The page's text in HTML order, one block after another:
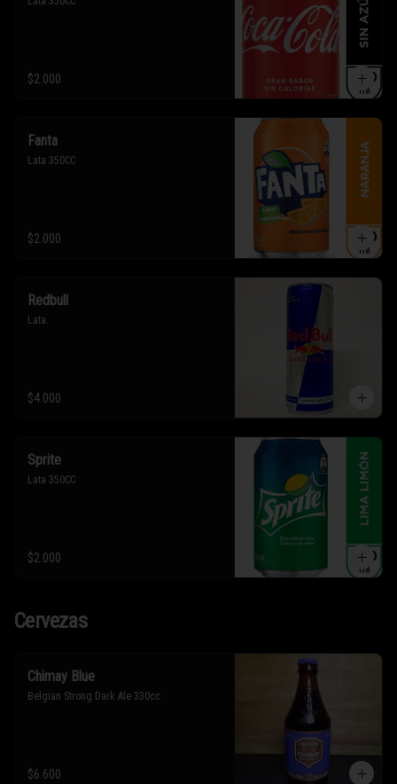
$2.000
Fanta
Lata 350CC
$2.000
Redbull
Lata.
$4.000
Sprite
Lata 350CC
$2.000
Cervezas
Chimay Blue
Belgian Strong Dark Ale 330cc
$6.600